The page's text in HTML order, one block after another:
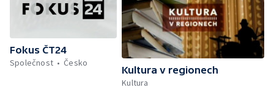
Fokus ČT24
Společnost
Česko
Kultura v regionech
Kultura